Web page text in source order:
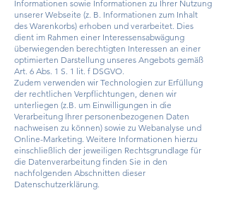
Informationen sowie Informationen zu Ihrer Nutzung
unserer Webseite (z. B. Informationen zum Inhalt
des Warenkorbs) erhoben und verarbeitet. Dies
dient im Rahmen einer Interessensabwägung
überwiegenden berechtigten Interessen an einer
optimierten Darstellung unseres Angebots gemäß
Art. 6 Abs. 1 S. 1 lit. f DSGVO.
Zudem verwenden wir Technologien zur Erfüllung
der rechtlichen Verpflichtungen, denen wir
unterliegen (z.B. um Einwilligungen in die
Verarbeitung Ihrer personenbezogenen Daten
nachweisen zu können) sowie zu Webanalyse und
Online-Marketing. Weitere Informationen hierzu
einschließlich der jeweiligen Rechtsgrundlage für
die Datenverarbeitung finden Sie in den
nachfolgenden Abschnitten dieser
Datenschutzerklärung.